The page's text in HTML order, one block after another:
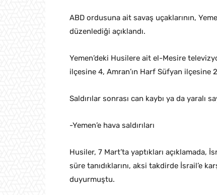
ABD ordusuna ait savaş uçaklarının,
düzenlediği açıklandı.
Yemen’deki Husilere ait el-Mesire
ilçesine 4, Amran’ın Harf Süfyan ilçesine
Saldırılar sonrası can kaybı ya da yaralı
-Yemen’e hava saldırıları
Husiler, 7 Mart’ta yaptıkları açıklamada,
süre tanıdıklarını, aksi takdirde İsrail’e
duyurmuştu.